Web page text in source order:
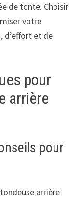
de tonte. Choisir
votre
d’effort et de
pour
arrière
pour
arrière